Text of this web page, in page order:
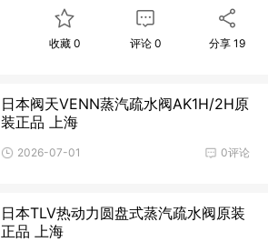
收藏 0 评论0 分享19
日本阀天VENN蒸汽疏水阀AK1H/2H原
装正品 上海
0评论
2026-07-01
日本TLV热动力圆盘式蒸汽疏水阀原装
正品 上海